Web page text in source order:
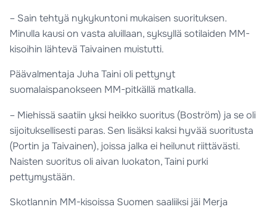
– Sain tehtyä nykykuntoni mukaisen suorituksen.
Minulla kausi on vasta aluillaan, syksyllä sotilaiden MM-
kisoihin lähtevä Taivainen muistutti.
Päävalmentaja Juha Taini oli pettynyt
suomalaispanokseen MM-pitkällä matkalla.
– Miehissä saatiin yksi heikko suoritus (Boström) ja se oli
sijoituksellisesti paras. Sen lisäksi kaksi hyvää suoritusta
(Portin ja Taivainen), joissa jalka ei heilunut riittävästi.
Naisten suoritus oli aivan luokaton, Taini purki
pettymystään.
Skotlannin MM-kisoissa Suomen saaliiksi jäi Merja